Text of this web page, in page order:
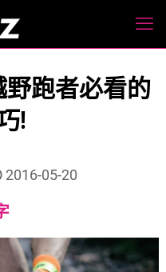
野跑者必看的
!
2016-05-20
Increase
size.